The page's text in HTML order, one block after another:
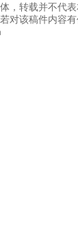
，转载并不代
对该稿件内容